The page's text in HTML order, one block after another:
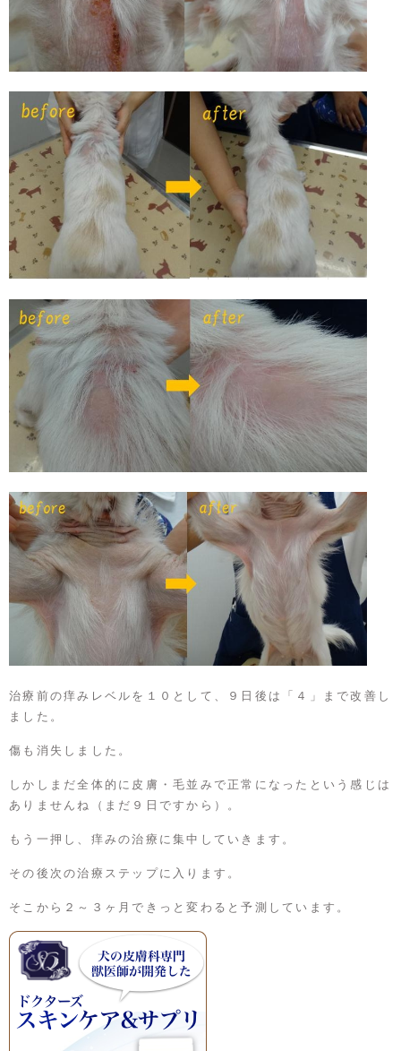
治療前の痒みレベルを１０として、９日後は「４」まで改善し
ました。
傷も消失しました。
しかしまだ全体的に皮膚・毛並みで正常になったという感じは
ありませんね（まだ９日ですから）。
もう一押し、痒みの治療に集中していきます。
その後次の治療ステップに入ります。
そこから２～３ヶ月できっと変わると予測しています。